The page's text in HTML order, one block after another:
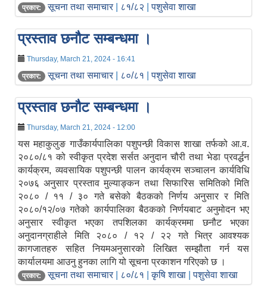
प्रकार: सूचना तथा समाचार ८१/८२ |पशुसेवा शाखा
प्रस्ताव छनौट सम्बन्धमा ।
Thursday, March 21, 2024 - 16:41
प्रकार: सूचना तथा समाचार ८०/८१ |पशुसेवा शाखा
प्रस्ताव छनौट सम्बन्धमा ।
Thursday, March 21, 2024 - 12:00
यस महाकुलुङ गाउँकार्यपालिका पशुपन्छी विकास शाखा तर्फको आ.व.
२०८०/८१ को स्वीकृत प्रदेश सर्सत अनुदान चौरी तथा भेडा प्रवर्द्धन
कार्यक्रम, व्यवसायिक पशुपन्छी पालन कार्यक्रम सञ्चालन कार्यविधि
२०७६ अनुसार प्रस्ताव मुल्याङ्कन तथा सिफारिस समितिको मिति
२०८० / ११ / ३० गते बसेको बैठकको निर्णय अनुसार र मिति
२०८०/१२/०७ गतेको कार्यपालिका बैठकको निर्णयबाट अनुमोदन भए
अनुसार स्वीकृत भएका तपशिलका कार्यक्रममा छनौट भएका
अनुदानग्राहीले मिति २०८० / १२ / २२ गते भित्र आवश्यक
कागजातहरु सहित नियमअनुसारको लिखित सम्झौता गर्न यस
कार्यालयमा आउनु हुनका लागि यो सूचना प्रकाशन गरिएको छ ।
प्रकार: सूचना तथा समाचार ८०/८१ |कृषि शाखा |पशुसेवा शाखा